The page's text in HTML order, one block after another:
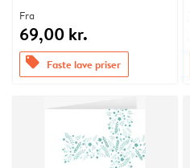
Fra
69,00 kr.
offers Faste lave priser